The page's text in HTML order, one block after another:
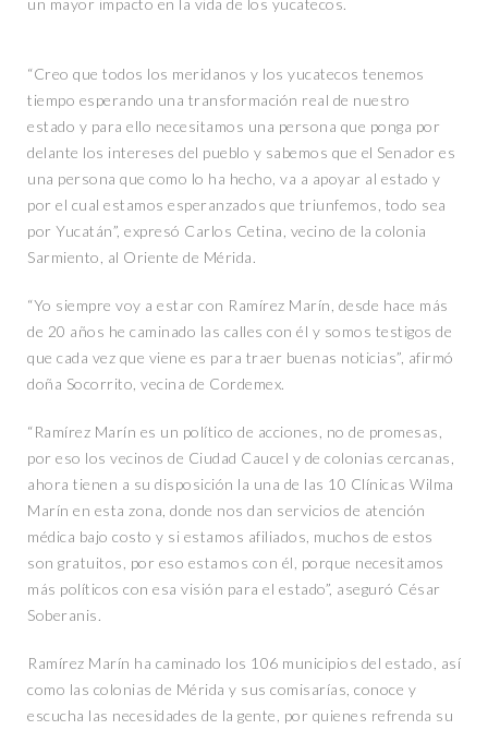
un mayor impacto en la vida de los yucatecos.
“Creo que todos los meridanos y los yucatecos tenemos
tiempo esperando una transformación real de nuestro
estado y para ello necesitamos una persona que ponga por
delante los intereses del pueblo y sabemos que el Senador es
una persona que como lo ha hecho, va a apoyar al estado y
por el cual estamos esperanzados que triunfemos, todo sea
por Yucatán”, expresó Carlos Cetina, vecino de la colonia
Sarmiento, al Oriente de Mérida.
“Yo siempre voy a estar con Ramírez Marín, desde hace más
de 20 años he caminado las calles con él y somos testigos de
que cada vez que viene es para traer buenas noticias”, afirmó
doña Socorrito, vecina de Cordemex.
“Ramírez Marín es un político de acciones, no de promesas,
por eso los vecinos de Ciudad Caucel y de colonias cercanas,
ahora tienen a su disposición la una de las 10 Clínicas Wilma
Marín en esta zona, donde nos dan servicios de atención
médica bajo costo y si estamos afiliados, muchos de estos
son gratuitos, por eso estamos con él, porque necesitamos
más políticos con esa visión para el estado”, aseguró César
Soberanis.
Ramírez Marín ha caminado los 106 municipios del estado, así
como las colonias de Mérida y sus comisarías, conoce y
escucha las necesidades de la gente, por quienes refrenda su